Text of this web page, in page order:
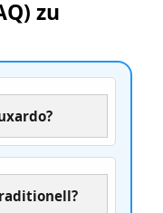
zu